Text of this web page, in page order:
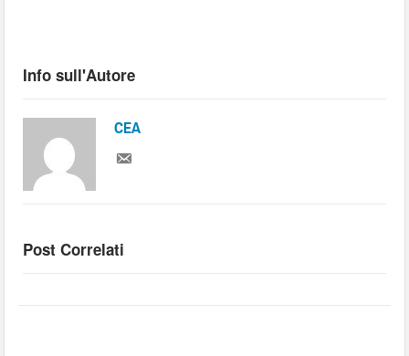
Info sull'Autore
CEA
Post Correlati